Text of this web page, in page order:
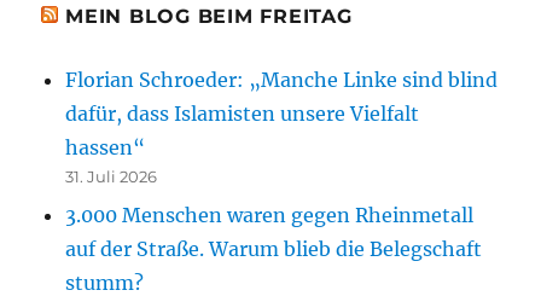
MEIN BLOG BEIM FREITAG
Florian Schroeder: „Manche Linke sind blind
dafür, dass Islamisten unsere Vielfalt
hassen“
31. Juli 2026
3.000 Menschen waren gegen Rheinmetall
auf der Straße. Warum blieb die Belegschaft
stumm?